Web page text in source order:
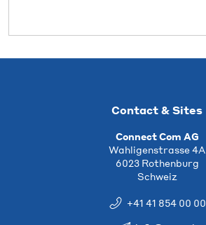
Contact & Sites
Connect Com AG
Wahligenstrasse 4A
6023 Rothenburg
Schweiz
+41 41 854 00 00